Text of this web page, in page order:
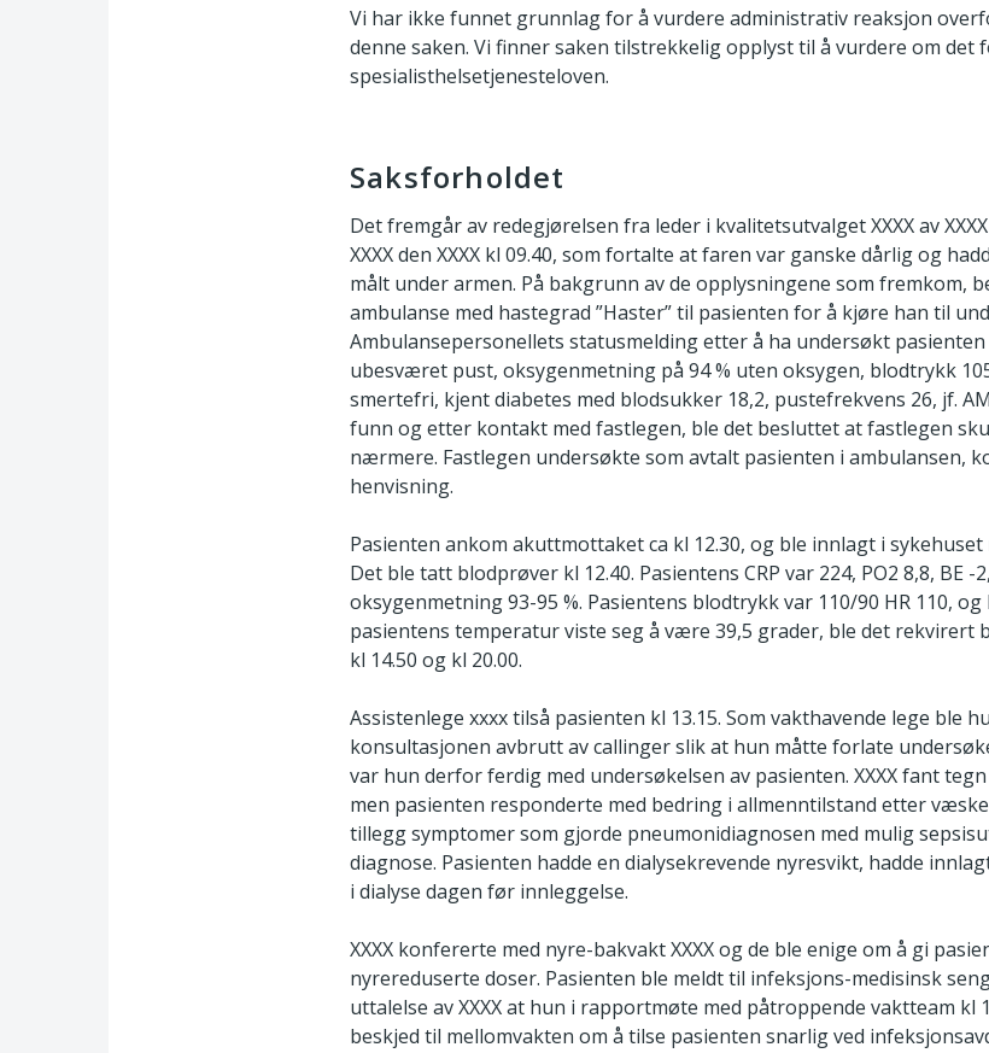
Vi har ikke funnet grunnlag for å vurdere administrativ reaksjon
denne saken. Vi finner saken tilstrekkelig opplyst til å vurdere om det
spesialisthelsetjenesteloven.
Saksforholdet
Det fremgår av redegjørelsen fra leder i kvalitetsutvalget XXXX av
XXXX den XXXX kl 09.40, som fortalte at faren var ganske dårlig og
målt under armen. På bakgrunn av de opplysningene som fremkom,
ambulanse med hastegrad ”Haster” til pasienten for å kjøre han til
Ambulansepersonellets statusmelding etter å ha undersøkt
ubesværet pust, oksygenmetning på 94 % uten oksygen, blodtrykk
smertefri, kjent diabetes med blodsukker 18,2, pustefrekvens 26, jf.
funn og etter kontakt med fastlegen, ble det besluttet at fastlegen
nærmere. Fastlegen undersøkte som avtalt pasienten i ambulansen,
henvisning.
Pasienten ankom akuttmottaket ca kl 12.30, og ble innlagt i
Det ble tatt blodprøver kl 12.40. Pasientens CRP var 224, PO2 8,8, BE
oksygenmetning 93-95 %. Pasientens blodtrykk var 110/90 HR 110,
pasientens temperatur viste seg å være 39,5 grader, ble det rekvirert
kl 14.50 og kl 20.00.
Assistenlege xxxx tilså pasienten kl 13.15. Som vakthavende lege ble
konsultasjonen avbrutt av callinger slik at hun måtte forlate
var hun derfor ferdig med undersøkelsen av pasienten. XXXX fant
men pasienten responderte med bedring i allmenntilstand etter
tillegg symptomer som gjorde pneumonidiagnosen med mulig
diagnose. Pasienten hadde en dialysekrevende nyresvikt, hadde
i dialyse dagen før innleggelse.
XXXX konfererte med nyre-bakvakt XXXX og de ble enige om å gi
nyrereduserte doser. Pasienten ble meldt til infeksjons-medisinsk
uttalelse av XXXX at hun i rapportmøte med påtroppende vaktteam kl
beskjed til mellomvakten om å tilse pasienten snarlig ved